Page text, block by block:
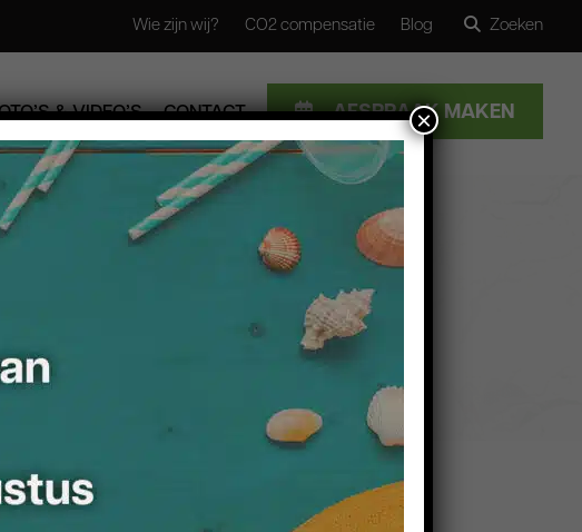
SLUITEN
Wie zijn wij? CO2 compensatie Blog Zoeken
& VIDEO’S CONTACT AFSPRAAK MAKEN
×